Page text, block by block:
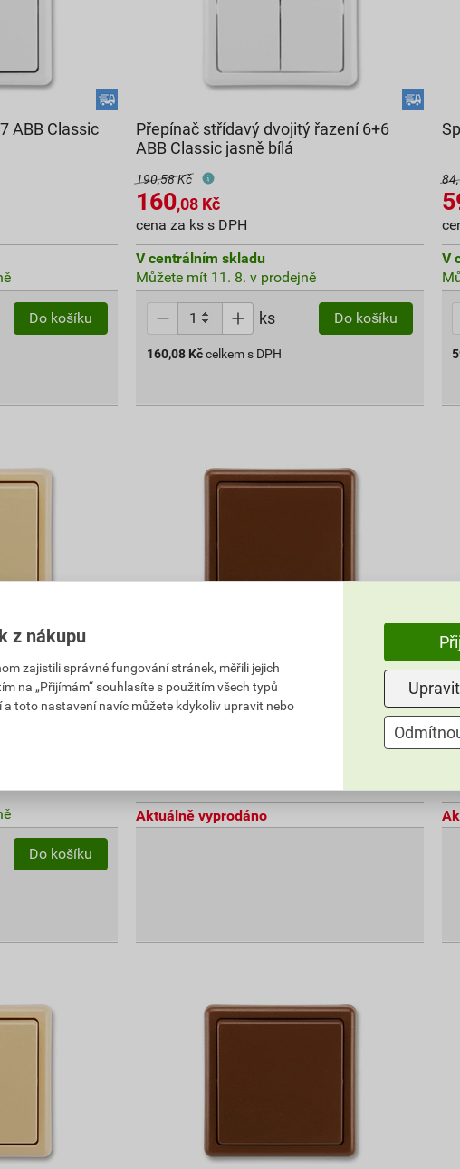
ABB Classic
Do košíku
Přepínač střídavý dvojitý řazení 6+6
ABB Classic jasně bílá
190,58 Kč
160,08 Kč
cena za ks s DPH
V centrálním skladu
Můžete mít 11. 8. v prodejně
ks Do košíku
160,08 Kčcelkem s DPH
V
Classic
Do košíku
Přepínač střídavý řazení 6 ABB Classic
hnědá
Aktuálně vyprodáno
z nákupu
zajistili správné fungování stránek, měřili jejich
na „Přijímám“ souhlasíte s použitím všech typů
toto nastavení navíc můžete kdykoliv upravit nebo